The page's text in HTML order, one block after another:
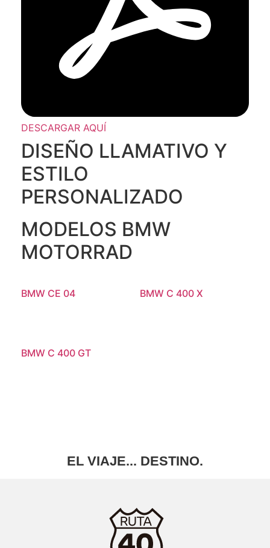
DESCARGAR AQUÍ
DISEÑO LLAMATIVO Y
ESTILO
PERSONALIZADO
MODELOS BMW
MOTORRAD
BMW CE 04 BMW C 400 X
BMW C 400 GT
EL VIAJE... DESTINO.